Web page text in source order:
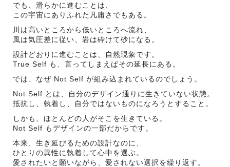
でも、滑らかに進むことは、
この宇宙にありふれた凡庸さでもある。
川は高いところから低いところへ流れ、
風は気圧差に従い、岩は砕けて砂になる。
設計どおりに進むことは、自然現象です。
True Self も、言ってしまえばその延長にある。
では、なぜ Not Self が組み込まれているのでしょう。
Not Self とは、自分のデザイン通りに生きていない状態。
抵抗し、執着し、自分ではないものになろうとすること。
しかも、ほとんどの人がそこを生きている。
Not Self もデザインの一部だからです。
本来、生き延びるための設計なのに、
ひとりの異性に執着して心中を選ぶ。
愛されたいと願いながら、愛されない選択を繰り返す。